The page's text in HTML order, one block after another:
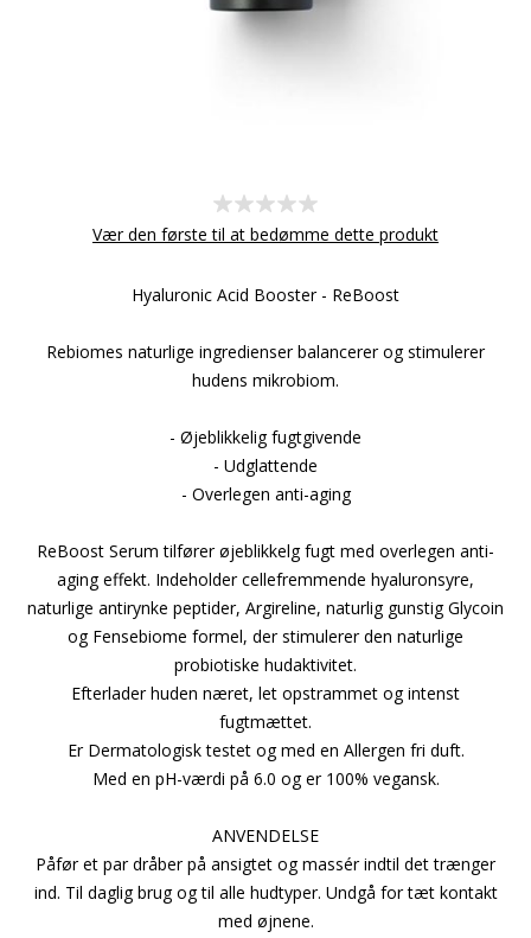
Vær den første til at bedømme dette produkt
Hyaluronic Acid Booster - ReBoost
Rebiomes naturlige ingredienser balancerer og stimulerer
hudens mikrobiom.
- Øjeblikkelig fugtgivende
- Udglattende
- Overlegen anti-aging
ReBoost Serum tilfører øjeblikkelg fugt med overlegen anti-
aging effekt. Indeholder cellefremmende hyaluronsyre,
naturlige antirynke peptider, Argireline, naturlig gunstig Glycoin
og Fensebiome formel, der stimulerer den naturlige
probiotiske hudaktivitet.
Efterlader huden næret, let opstrammet og intenst
fugtmættet.
Er Dermatologisk testet og med en Allergen fri duft.
Med en pH-værdi på 6.0 og er 100% vegansk.
ANVENDELSE
Påfør et par dråber på ansigtet og massér indtil det trænger
ind. Til daglig brug og til alle hudtyper. Undgå for tæt kontakt
med øjnene.